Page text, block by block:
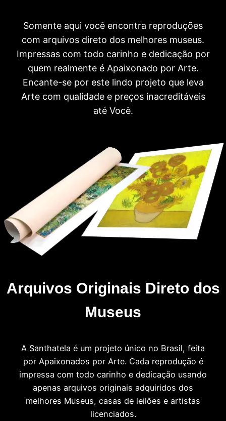
Somente aqui você encontra reproduções
com arquivos direto dos melhores museus.
Impressas com todo carinho e dedicação por
quem realmente é Apaixonado por Arte.
Encante-se por este lindo projeto que leva
Arte com qualidade e preços inacreditáveis
até Você.
Arquivos Originais Direto dos
Museus
A Santhatela é um projeto único no Brasil, feita
por Apaixonados por Arte. Cada reprodução é
impressa com todo carinho e dedicação usando
apenas arquivos originais adquiridos dos
melhores Museus, casas de leilões e artistas
licenciados.